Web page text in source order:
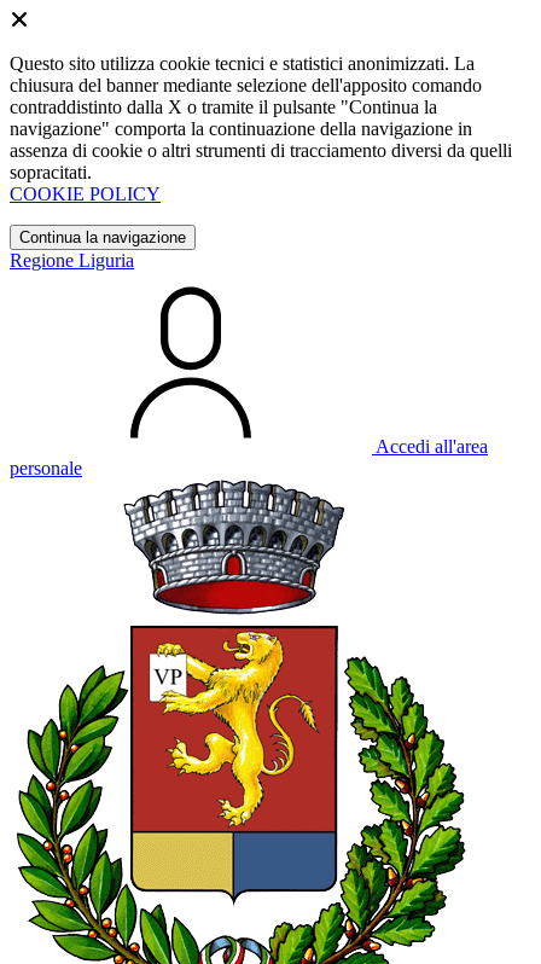
Questo sito utilizza cookie tecnici e statistici anonimizzati. La
chiusura del banner mediante selezione dell'apposito comando
contraddistinto dalla X o tramite il pulsante "Continua la
navigazione" comporta la continuazione della navigazione in
assenza di cookie o altri strumenti di tracciamento diversi da quelli
sopracitati.
COOKIE POLICY
Continua la navigazione
Regione Liguria
Accedi all'area
personale